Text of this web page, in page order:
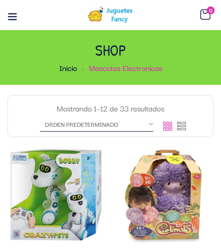
0
SHOP
Inicio Mascotas Electronicas
Mostrando 1–12 de 33 resultados